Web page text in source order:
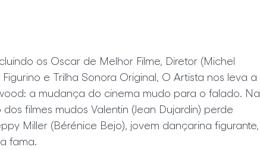
os Oscar de Melhor Filme, Diretor (Michel
Figurino e Trilha Sonora Original, O Artista nos leva a
a mudança do cinema mudo para o falado. Na
filmes mudos Valentin (Jean Dujardin) perde
Miller (Bérénice Bejo), jovem dançarina figurante,
fama.